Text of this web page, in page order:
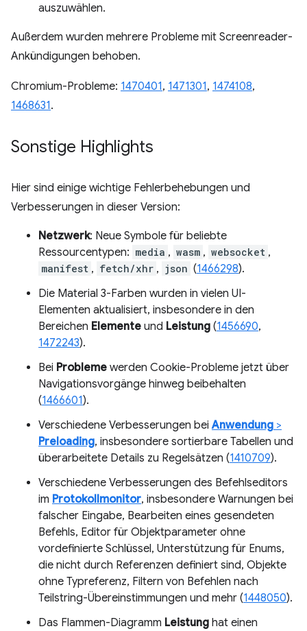
auszuwählen.
Außerdem wurden mehrere Probleme mit Screenreader-
Ankündigungen behoben.
Chromium-Probleme: 1470401, 1471301, 1474108,
1468631.
Sonstige Highlights
Hier sind einige wichtige Fehlerbehebungen und
Verbesserungen in dieser Version:
Netzwerk: Neue Symbole für beliebte
Ressourcentypen: media , wasm , websocket ,
manifest , fetch/xhr , json (1466298).
Die Material 3-Farben wurden in vielen UI-
Elementen aktualisiert, insbesondere in den
Bereichen Elemente und Leistung (1456690,
1472243).
Bei Probleme werden Cookie-Probleme jetzt über
Navigationsvorgänge hinweg beibehalten
(1466601).
Verschiedene Verbesserungen beiAnwendung >
Preloading, insbesondere sortierbare Tabellen und
überarbeitete Details zu Regelsätzen (1410709).
Verschiedene Verbesserungen des Befehlseditors
im Protokollmonitor, insbesondere Warnungen bei
falscher Eingabe, Bearbeiten eines gesendeten
Befehls, Editor für Objektparameter ohne
vordefinierte Schlüssel, Unterstützung für Enums,
die nicht durch Referenzen definiert sind, Objekte
ohne Typreferenz, Filtern von Befehlen nach
Teilstring-Übereinstimmungen und mehr (1448050).
Das Flammen-Diagramm Leistung hat einen